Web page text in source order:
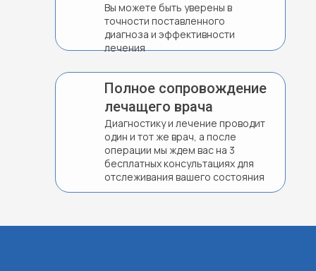
Полное сопровождение
лечащего врача
Диагностику и лечение проводит
один и тот же врач, а после
операции мы ждем вас на 3
бесплатных консультациях для
отслеживания вашего состояния
Вы можете быть уверены в
точности поставленного
диагноза и эффективности
лечения
Мы знаем , что нет ничего более важного,
чем проведенное с близкими время. Именно
поэтому проводим лечение, которое
позволяет Вам сразу же после операции
продолжить заниматься действительно
важными делами